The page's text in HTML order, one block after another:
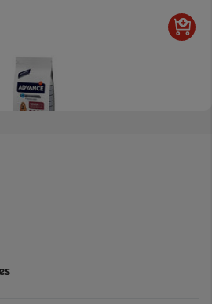
Advance Com Frango E Arroz 3kg